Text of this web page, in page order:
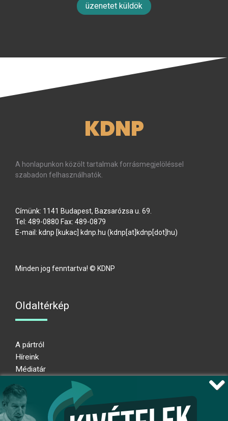
üzenetet küldök
KDNP
A honlapunkon közölt tartalmak forrásmegjelöléssel
szabadon felhasználhatók.
Címünk: 1141 Budapest, Bazsarózsa u. 69.
Tel: 489-0880 Fax: 489-0879
E-mail: kdnp [kukac] kdnp hu (kdnp[at]kdnp[dot]hu)
Minden jog fenntartva! © KDNP
Oldaltérkép
A pártról
Híreink
Médiatár
Adatkezelési nyilatkozat
Átláthatósági nyilatkozat
Ugrás az oldal tetejére